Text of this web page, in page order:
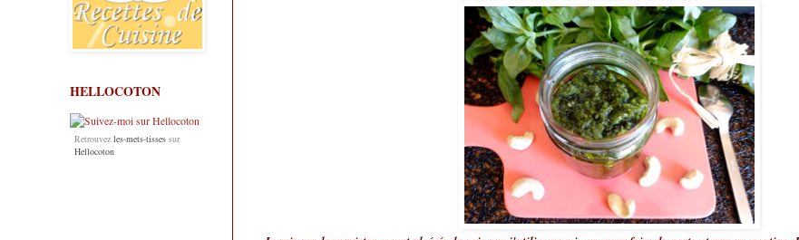
HELLOCOTON
Retrouvez les-mets-tisses sur
Hellocoton